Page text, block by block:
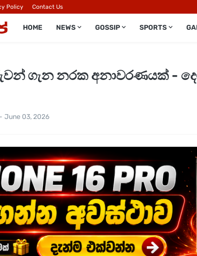
Policy Contact Us
HOME NEWS GOSSIP SPORTS
ගැන නරක අනාවරණයක් -
- June 03, 2026